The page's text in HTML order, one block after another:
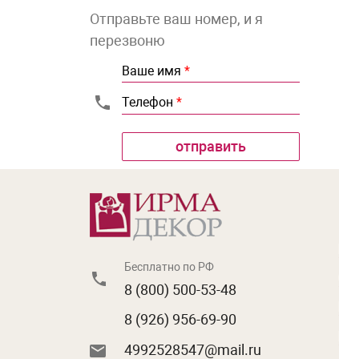
Отправьте ваш номер, и я
перезвоню
Ваше имя *
Телефон *
Бесплатно по РФ
8 (800) 500-53-48
8 (926) 956-69-90
4992528547@mail.ru